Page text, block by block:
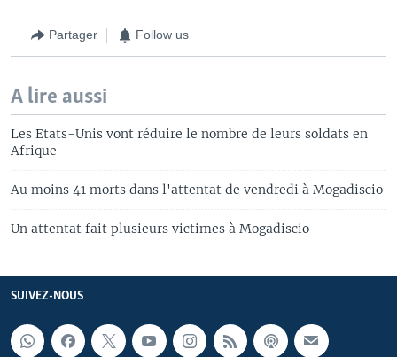
Partager Follow us
A lire aussi
Les Etats-Unis vont réduire le nombre de leurs soldats en
Afrique
Au moins 41 morts dans l'attentat de vendredi à Mogadiscio
Un attentat fait plusieurs victimes à Mogadiscio
SUIVEZ-NOUS